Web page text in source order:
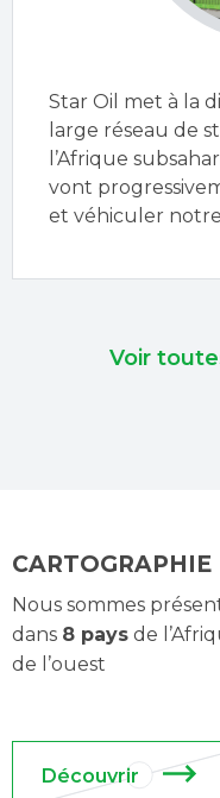
Star Oil met à la
large réseau de
l’Afrique
vont
et véhiculer
Voir
CARTOGRAPHIE
Nous sommes
dans 8 pays de
de l’ouest
Découvrir